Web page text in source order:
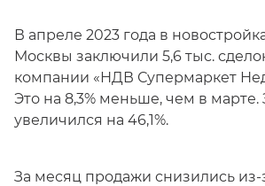
В апреле 2023 года в
Москвы заключили 5,6 тыс.
компании «НДВ Супермаркет
Это на 8,3% меньше, чем в марте.
увеличился на 46,1%.
За месяц продажи снизились из-